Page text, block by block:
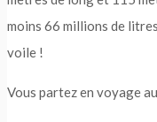
moins 66 millions de
voile !
Vous partez en voyage